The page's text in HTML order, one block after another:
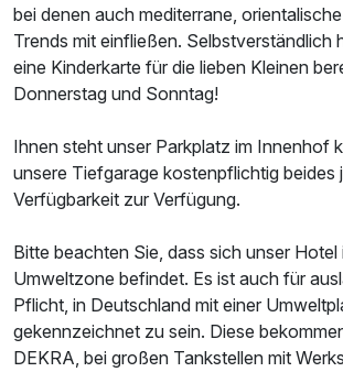
bei denen auch mediterrane,
Trends mit einfließen. Selbstverständlich
eine Kinderkarte für die lieben Kleinen
Donnerstag und Sonntag!
Ihnen steht unser Parkplatz im Innenhof
unsere Tiefgarage kostenpflichtig beides
Verfügbarkeit zur Verfügung.
Bitte beachten Sie, dass sich unser Hotel
Umweltzone befindet. Es ist auch für
Pflicht, in Deutschland mit einer
gekennzeichnet zu sein. Diese
DEKRA, bei großen Tankstellen mit